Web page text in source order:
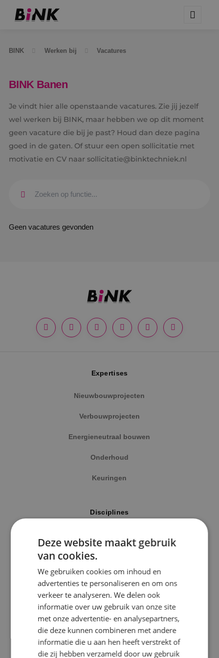
BINK Werken bij Vacatures
Kaatsheuvel
Sprundel
Specialisme
Beveiligingstechniek
Elektrotechniek
Energietechniek
BINK Banen
Je vindt hier alle openstaande vacatures. Zie jij jezelf
wel werken bij BINK, maar hebben we op dit moment
geen vacature die bij je past? Houd dan deze pagina
goed in de gaten. Of stuur een open sollicitatie met
motivatie en CV naar sollicitatie@binktechniek.nl
Geen vacatures gevonden
Expertises
Nieuwbouwprojecten
Verbouwprojecten
Energieneutraal bouwen
Onderhoud
Keuringen
Disciplines
Werktuigbouwkunde
Energietechniek
Beveiligingstechniek
Uitgelicht
Klimaatinstallaties
Deze website maakt gebruik
van cookies.
We gebruiken cookies om inhoud en
advertenties te personaliseren en om ons
verkeer te analyseren. We delen ook
informatie over uw gebruik van onze site
met onze advertentie- en analysepartners,
die deze kunnen combineren met andere
informatie die u aan hen heeft verstrekt of
die zij hebben verzameld door uw gebruik